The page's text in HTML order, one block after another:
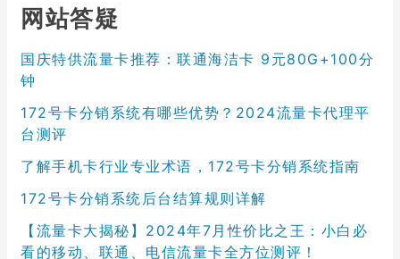
网站答疑
国庆特供流量卡推荐：联通海洁卡 9元80G+100分
钟
172号卡分销系统有哪些优势？2024流量卡代理平
台测评
了解手机卡行业专业术语，172号卡分销系统指南
172号卡分销系统后台结算规则详解
【流量卡大揭秘】2024年7月性价比之王：小白必
看的移动、联通、电信流量卡全方位测评！